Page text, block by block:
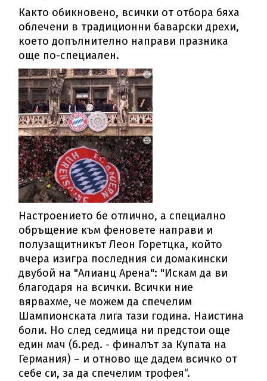
Както обикновено, всички от отбора бяха
облечени в традиционни баварски дрехи,
което допълнително направи празника
още по-специален.
Настроението бе отлично, а специално
обръщение към феновете направи и
полузащитникът Леон Горетцка, който
вчера изигра последния си домакински
двубой на "Алианц Арена": "Искам да ви
благодаря на всички. Всички ние
вярвахме, че можем да спечелим
Шампионската лига тази година. Наистина
боли. Но след седмица ни предстои още
един мач (б.ред. - финалът за Купата на
Германия) – и отново ще дадем всичко от
себе си, за да спечелим трофея“.